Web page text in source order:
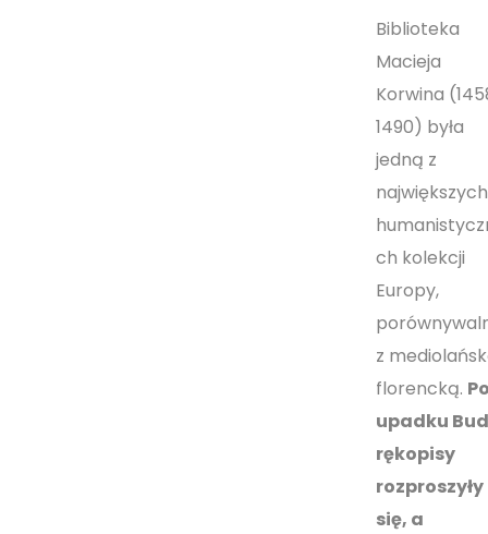
Biblioteka
Macieja
Korwina
1490) była
jedną z
największych
ch kolekcji
Europy,
z
florencką.
upadku
rękopisy
rozproszyły
się, a